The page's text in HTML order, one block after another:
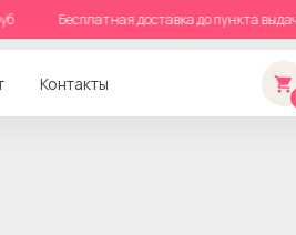
руб Бесплатная доставка до пункта
Контакты